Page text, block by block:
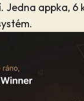
Jedna appka, 6